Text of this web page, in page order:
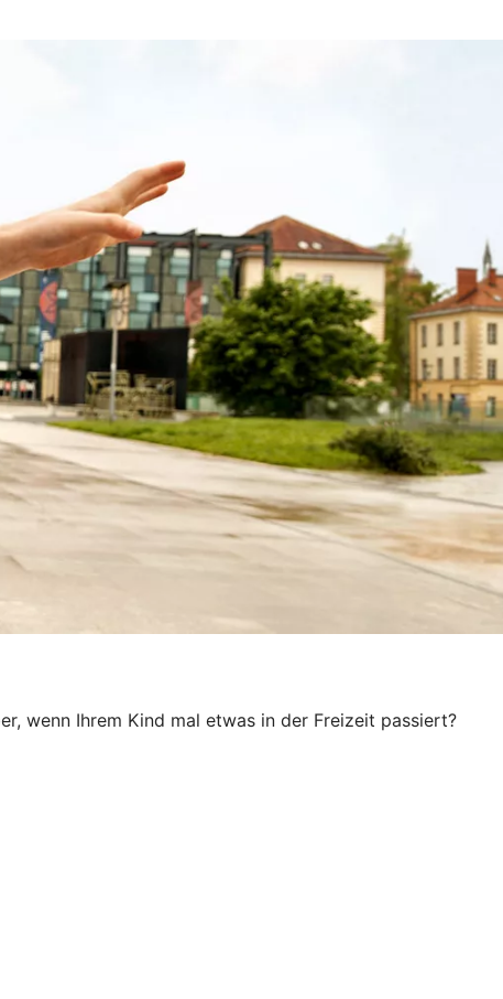
wenn Ihrem Kind mal etwas in der Freizeit passiert?